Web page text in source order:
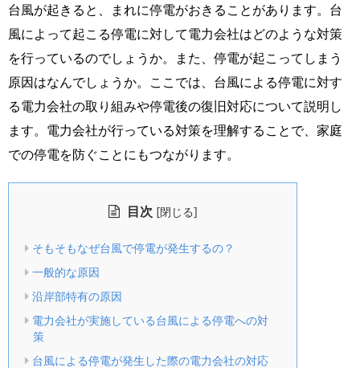
台風が起きると、まれに停電がおきることがあります。台
風によって起こる停電に対して電力会社はどのような対策
を行っているのでしょうか。また、停電が起こってしまう
原因はなんでしょうか。ここでは、台風による停電に対す
る電力会社の取り組みや停電後の復旧対応について説明し
ます。電力会社が行っている対策を理解することで、家庭
での停電を防ぐことにもつながります。
目次 [閉じる]
そもそもなぜ台風で停電が発生するの？
一般的な原因
沿岸部特有の原因
電力会社が実施している台風による停電への対
策
台風による停電が発生した際の電力会社の対応